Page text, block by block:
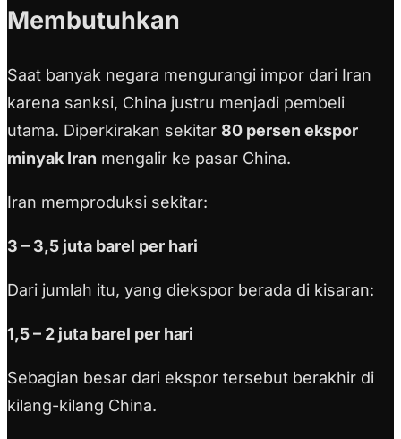
Membutuhkan
Saat banyak negara mengurangi impor dari Iran
karena sanksi, China justru menjadi pembeli
utama. Diperkirakan sekitar 80 persen ekspor
minyak Iran mengalir ke pasar China.
Iran memproduksi sekitar:
3 – 3,5 juta barel per hari
Dari jumlah itu, yang diekspor berada di kisaran:
1,5 – 2 juta barel per hari
Sebagian besar dari ekspor tersebut berakhir di
kilang-kilang China.